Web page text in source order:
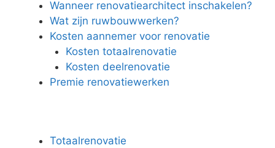
Wanneer renovatiearchitect inschakelen?
Wat zijn ruwbouwwerken?
Kosten aannemer voor renovatie
Kosten totaalrenovatie
Kosten deelrenovatie
Premie renovatiewerken
Totaalrenovatie